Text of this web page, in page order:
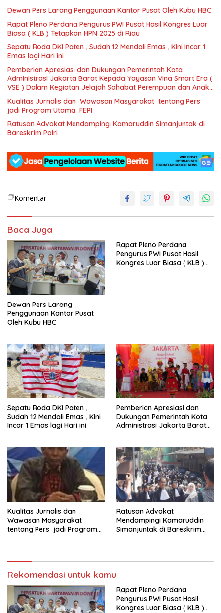
Dewan Pers Larang Penggunaan Kantor Pusat Oleh Kubu HBC
Rapat Pleno Perdana Pengurus PWI Pusat Hasil Kongres Luar
Biasa ( KLB ) Tetapkan HPN 2025 di Riau
Sepatu Roda DKI Paten , Sudah 12 Mendali Emas , Kini Incar 1
Emas lagi Hari ini
Pemberian Apresiasi dan Dukungan Pemerintah Kota
Administrasi Jakarta Barat Kepada Yayasan Vina Smart Era (
VSE ) Dalam Kegiatan Jelajah Sahabat Perempuan dan Anak (
SAPA )
Kualitas Jurnalis dan Wawasan Masyarakat tentang Pers
jadi Program Utama FEPI
Ratusan Advokat Mendampingi Kamaruddin Simanjuntak di
Bareskrim Polri
Komentar
Baca Juga
Dewan Pers Larang
Penggunaan Kantor Pusat
Oleh Kubu HBC
Rapat Pleno Perdana
Pengurus PWI Pusat Hasil
Kongres Luar Biasa ( KLB )
Sepatu Roda DKI Paten ,
Sudah 12 Mendali Emas , Kini
Incar 1 Emas lagi Hari ini
Pemberian Apresiasi dan
Dukungan Pemerintah Kota
Administrasi Jakarta Barat
Jelajah Sahabat Perempuan
dan Anak ( SAPA )
Kualitas Jurnalis dan
Wawasan Masyarakat
tentang Pers jadi Program
Ratusan Advokat
Mendampingi Kamaruddin
Simanjuntak di Bareskrim
Rekomendasi untuk kamu
Rapat Pleno Perdana
Pengurus PWI Pusat Hasil
Kongres Luar Biasa ( KLB )